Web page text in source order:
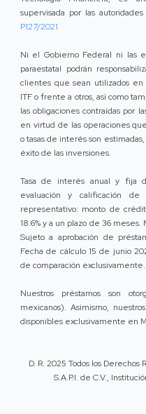
supervisada por las
P127/2021
Ni el Gobierno Federal ni las
paraestatal podrán
clientes que sean utilizados
ITF o frente a otros, así como
las obligaciones contraídas por
en virtud de las operaciones
o tasas de interés son
éxito de las inversiones.
Tasa de interés anual y fija
evaluación y calificación
representativo: monto de
18.6% y a un plazo de 36 meses.
Sujeto a aprobación de
Fecha de cálculo 15 de junio
de comparación exclusivamente.
Nuestros préstamos son
mexicanos). Asimismo,
disponibles exclusivamente en
D. R. 2025 Todos los
S.A.P.I. de C.V.,